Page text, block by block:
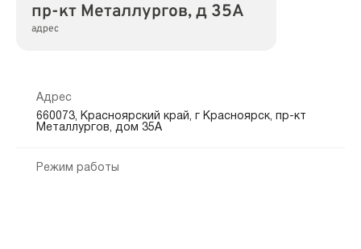
пр-кт Металлургов, д 35А
адрес
Адрес
660073, Красноярский край, г Красноярск, пр-кт
Металлургов, дом 35А
Режим работы